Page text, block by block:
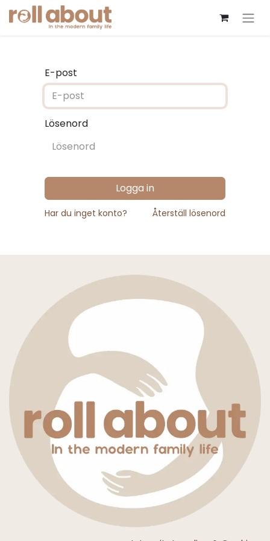
E-post
Lösenord
Logga in
Har du inget konto? Återställ lösenord